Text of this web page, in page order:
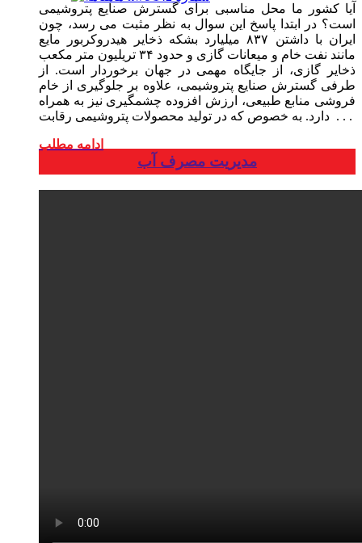
آیا کشور ما محل مناسبی برای گسترش صنایع پتروشیمی
است؟ در ابتدا پاسخ این سوال به نظر مثبت می رسد، چون
ایران با داشتن ۸۳۷ میلیارد بشکه ذخایر هیدروکربور مایع
مانند نفت خام و میعانات گازی و حدود ۳۴ تریلیون متر مکعب
ذخایر گازی، از جایگاه مهمی در جهان برخوردار است. از
طرفی گسترش صنایع پتروشیمی، علاوه بر جلوگیری از خام
فروشی منابع طبیعی، ارزش افزوده چشمگیری نیز به همراه
دارد. به خصوص که در تولید محصولات پتروشیمی رقابت . . .
ادامه مطلب
مدیریت مصرف آب